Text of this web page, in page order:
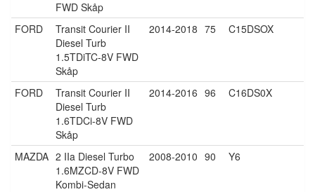
FWD Skåp
FORD
Transit Courier II
Diesel Turb
1.5TDiTC-8V FWD
Skåp
2014-2018 75 C15DSOX
FORD
Transit Courier II
Diesel Turb
1.6TDCi-8V FWD
Skåp
2014-2016 96 C16DS0X
MAZDA 2 IIa Diesel Turbo
1.6MZCD-8V FWD
Kombi-Sedan
2008-2010 90 Y6